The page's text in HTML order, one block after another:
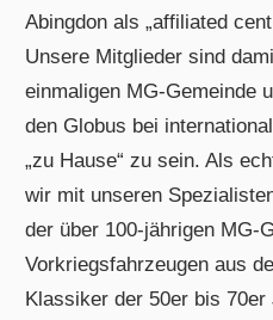
Abingdon als „affiliated
Unsere Mitglieder sind
einmaligen MG-Gemeinde
den Globus bei
„zu Hause“ zu sein. Als
wir mit unseren
der über 100-jährigen MG-
Vorkriegsfahrzeugen aus
Klassiker der 50er bis